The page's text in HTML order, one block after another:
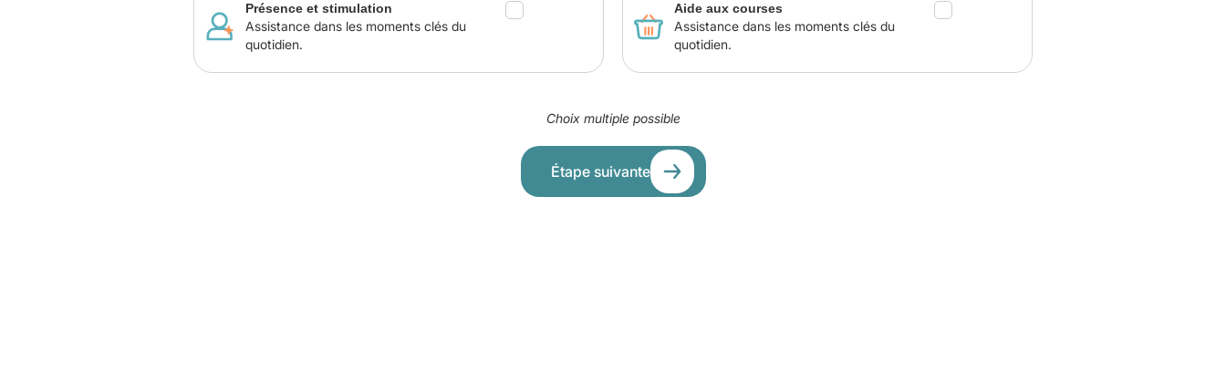
Présence et stimulation
Assistance dans les moments clés du
quotidien.
Aide aux courses
Assistance dans les moments clés du
quotidien.
Choix multiple possible
Étape suivante